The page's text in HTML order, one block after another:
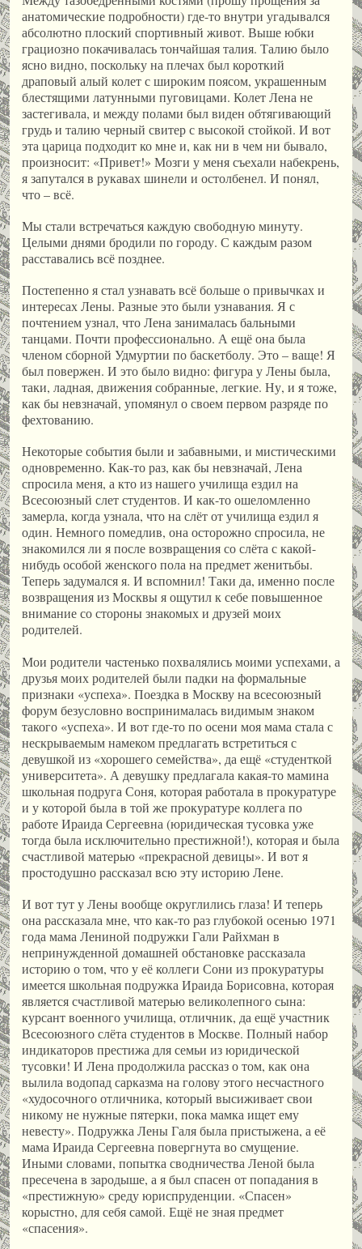
анатомические подробности) где-то внутри угадывался
абсолютно плоский спортивный живот. Выше юбки
грациозно покачивалась тончайшая талия. Талию было
ясно видно, поскольку на плечах был короткий
драповый алый колет с широким поясом, украшенным
блестящими латунными пуговицами. Колет Лена не
застегивала, и между полами был виден обтягивающий
грудь и талию черный свитер с высокой стойкой. И вот
эта царица подходит ко мне и, как ни в чем ни бывало,
произносит: «Привет!» Мозги у меня съехали набекрень,
я запутался в рукавах шинели и остолбенел. И понял,
что – всё.
Мы стали встречаться каждую свободную минуту.
Целыми днями бродили по городу. С каждым разом
расставались всё позднее.
Постепенно я стал узнавать всё больше о привычках и
интересах Лены. Разные это были узнавания. Я с
почтением узнал, что Лена занималась бальными
танцами. Почти профессионально. А ещё она была
членом сборной Удмуртии по баскетболу. Это – ваще! Я
был повержен. И это было видно: фигура у Лены была,
таки, ладная, движения собранные, легкие. Ну, и я тоже,
как бы невзначай, упомянул о своем первом разряде по
фехтованию.
Некоторые события были и забавными, и мистическими
одновременно. Как-то раз, как бы невзначай, Лена
спросила меня, а кто из нашего училища ездил на
Всесоюзный слет студентов. И как-то ошеломленно
замерла, когда узнала, что на слёт от училища ездил я
один. Немного помедлив, она осторожно спросила, не
знакомился ли я после возвращения со слёта с какой-
нибудь особой женского пола на предмет женитьбы.
Теперь задумался я. И вспомнил! Таки да, именно после
возвращения из Москвы я ощутил к себе повышенное
внимание со стороны знакомых и друзей моих
родителей.
Мои родители частенько похвалялись моими успехами, а
друзья моих родителей были падки на формальные
признаки «успеха». Поездка в Москву на всесоюзный
форум безусловно воспринималась видимым знаком
такого «успеха». И вот где-то по осени моя мама стала с
нескрываемым намеком предлагать встретиться с
девушкой из «хорошего семейства», да ещё «студенткой
университета». А девушку предлагала какая-то мамина
школьная подруга Соня, которая работала в прокуратуре
и у которой была в той же прокуратуре коллега по
работе Ираида Сергеевна (юридическая тусовка уже
тогда была исключительно престижной!), которая и была
счастливой матерью «прекрасной девицы». И вот я
простодушно рассказал всю эту историю Лене.
И вот тут у Лены вообще округлились глаза! И теперь
она рассказала мне, что как-то раз глубокой осенью 1971
года мама Лениной подружки Гали Райхман в
непринужденной домашней обстановке рассказала
историю о том, что у её коллеги Сони из прокуратуры
имеется школьная подружка Ираида Борисовна, которая
является счастливой матерью великолепного сына:
курсант военного училища, отличник, да ещё участник
Всесоюзного слёта студентов в Москве. Полный набор
индикаторов престижа для семьи из юридической
тусовки! И Лена продолжила рассказ о том, как она
вылила водопад сарказма на голову этого несчастного
«худосочного отличника, который высиживает свои
никому не нужные пятерки, пока мамка ищет ему
невесту». Подружка Лены Галя была пристыжена, а её
мама Ираида Сергеевна повергнута во смущение.
Иными словами, попытка сводничества Леной была
пресечена в зародыше, а я был спасен от попадания в
«престижную» среду юриспруденции. «Спасен»
корыстно, для себя самой. Ещё не зная предмет
«спасения».